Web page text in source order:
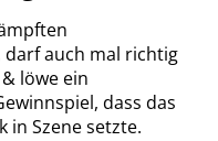
auch mal richtig
löwe ein
dass das
in Szene setzte.